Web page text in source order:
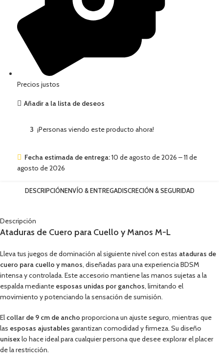
Precios justos
Añadir a la lista de deseos
3 ¡Personas viendo este producto ahora!
Fecha estimada de entrega:10 de agosto de 2026 – 11 de
agosto de 2026
DESCRIPCIÓNENVÍO & ENTREGADISCRECIÓN & SEGURIDAD
Descripción
Ataduras de Cuero para Cuello y Manos M-L
Lleva tus juegos de dominación al siguiente nivel con estas ataduras de
cuero para cuello y manos, diseñadas para una experiencia BDSM
intensa y controlada. Este accesorio mantiene las manos sujetas a la
espalda mediante esposas unidas por ganchos, limitando el
movimiento y potenciando la sensación de sumisión.
El collar de 9 cm de ancho proporciona un ajuste seguro, mientras que
las esposas ajustables garantizan comodidad y firmeza. Su diseño
unisexlo hace ideal para cualquier persona que desee explorar el placer
de la restricción.